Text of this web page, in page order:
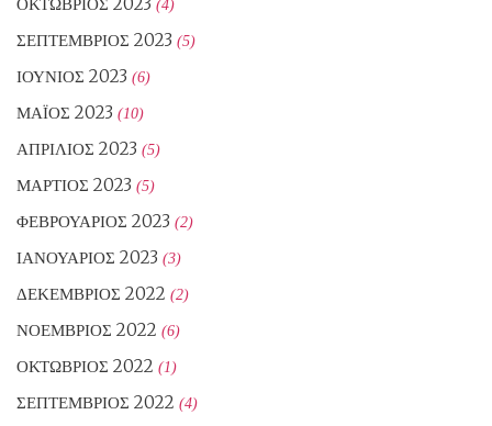
(4)
ΣΕΠΤΈΜΒΡΙΟΣ 2023 (5)
ΙΟΎΝΙΟΣ 2023 (6)
ΜΆΙΟΣ 2023 (10)
ΑΠΡΊΛΙΟΣ 2023 (5)
ΜΆΡΤΙΟΣ 2023 (5)
ΦΕΒΡΟΥΆΡΙΟΣ 2023 (2)
ΙΑΝΟΥΆΡΙΟΣ 2023 (3)
ΔΕΚΈΜΒΡΙΟΣ 2022 (2)
ΝΟΈΜΒΡΙΟΣ 2022 (6)
ΟΚΤΏΒΡΙΟΣ 2022 (1)
ΣΕΠΤΈΜΒΡΙΟΣ 2022 (4)